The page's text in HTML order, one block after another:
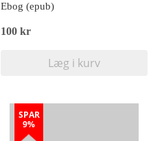
Ebog (epub)
100 kr
Læg i kurv
SPAR
9%